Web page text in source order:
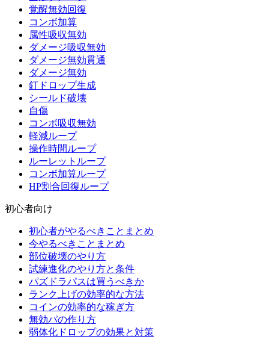
覚醒無効回復
コンボ加算
属性吸収無効
ダメージ吸収無効
ダメージ無効貫通
ダメージ無効
釘ドロップ生成
シールド破壊
自傷
コンボ吸収無効
軽減ループ
操作時間ループ
ルーレットループ
コンボ加算ループ
HP割合回復ループ
初心者向け
初心者がやるべきことまとめ
今やるべきことまとめ
部位破壊のやり方
試練進化のやり方と条件
パズドラパスは買うべきか
ランク上げの効率的な方法
コインの効率的な稼ぎ方
無効パの作り方
弱体化ドロップの効果と対策